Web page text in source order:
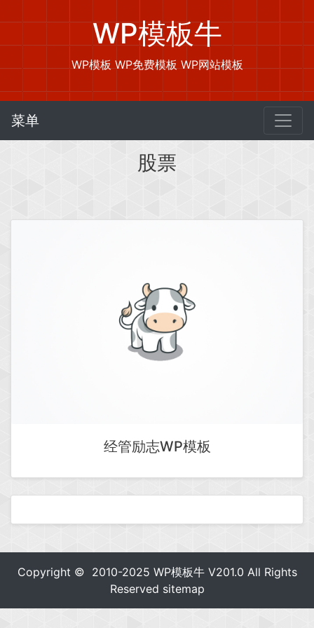
WP模板牛
WP模板 WP免费模板 WP网站模板
菜单
股票
经管励志WP模板
Copyright © 2010-2025 WP模板牛V201.0 All Rights
Reserved sitemap